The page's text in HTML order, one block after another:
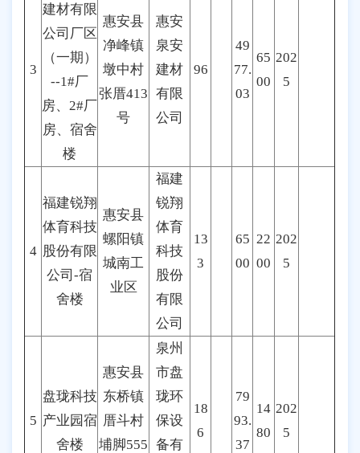
3
建材有限
公司厂区
（一期）
--1#厂
房、2#厂
房、宿舍
楼
惠安县
净峰镇
墩中村
张厝413
号
惠安
泉安
建材
有限
公司
96
49
77.
03
65
00
202
5
4
福建锐翔
体育科技
股份有限
公司-宿
舍楼
惠安县
螺阳镇
城南工
业区
福建
锐翔
体育
科技
股份
有限
公司
13
3
65
00
22
00
202
5
5
盘珑科技
产业园宿
舍楼
惠安县
东桥镇
厝斗村
埔脚555
泉州
市盘
珑环
保设
备有
18
6
79
93.
37
14
80
202
5